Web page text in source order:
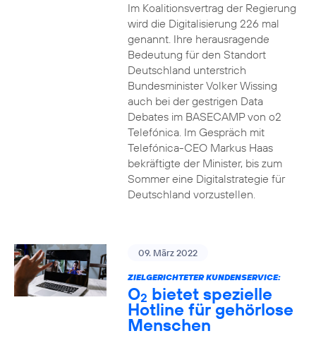
Im Koalitionsvertrag der Regierung
wird die Digitalisierung 226 mal
genannt. Ihre herausragende
Bedeutung für den Standort
Deutschland unterstrich
Bundesminister Volker Wissing
auch bei der gestrigen Data
Debates im BASECAMP von o2
Telefónica. Im Gespräch mit
Telefónica-CEO Markus Haas
bekräftigte der Minister, bis zum
Sommer eine Digitalstrategie für
Deutschland vorzustellen.
09. März 2022
ZIELGERICHTETER KUNDENSERVICE:
O2 bietet spezielle
Hotline für gehörlose
Menschen